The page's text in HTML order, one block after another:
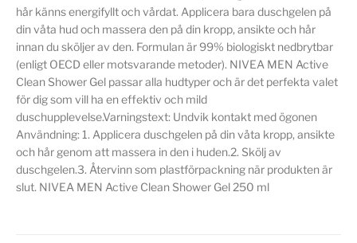
hår känns energifyllt och vårdat. Applicera bara duschgelen på
din våta hud och massera den på din kropp, ansikte och hår
innan du sköljer av den. Formulan är 99% biologiskt nedbrytbar
(enligt OECD eller motsvarande metoder). NIVEA MEN Active
Clean Shower Gel passar alla hudtyper och är det perfekta valet
för dig som vill ha en effektiv och mild
duschupplevelse.Varningstext: Undvik kontakt med ögonen
Användning: 1. Applicera duschgelen på din våta kropp, ansikte
och hår genom att massera in den i huden.2. Skölj av
duschgelen.3. Återvinn som plastförpackning när produkten är
slut. NIVEA MEN Active Clean Shower Gel 250 ml